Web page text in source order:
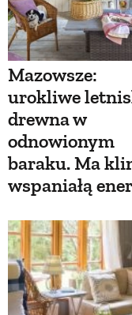
Mazowsze:
urokliwe
drewna w
odnowionym
baraku. Ma
wspaniałą